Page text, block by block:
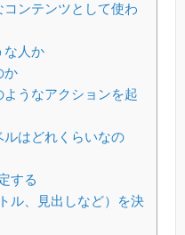
ンテンツとして使わ
な人か
か
うなアクションを起
はどれくらいなの
する
ル、見出しなど）を決